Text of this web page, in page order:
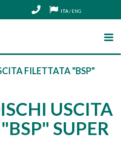
ITA/ENG
FILETTATA "BSP"
USCITA
SUPER